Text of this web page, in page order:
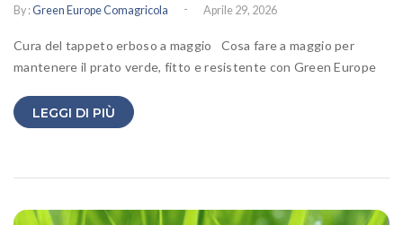
By : Green Europe Comagricola - Aprile 29, 2026
Cura del tappeto erboso a maggio Cosa fare a maggio per
mantenere il prato verde, fitto e resistente con Green Europe
LEGGI DI PIÙ